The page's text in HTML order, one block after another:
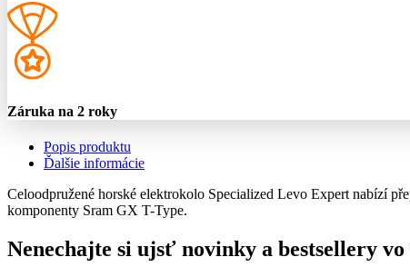
Záruka na 2 roky
Popis produktu
Ďalšie informácie
Celoodpružené horské elektrokolo Specialized Levo Expert nabízí
komponenty Sram GX T-Type.
Nenechajte si ujsť novinky a bestsellery vo